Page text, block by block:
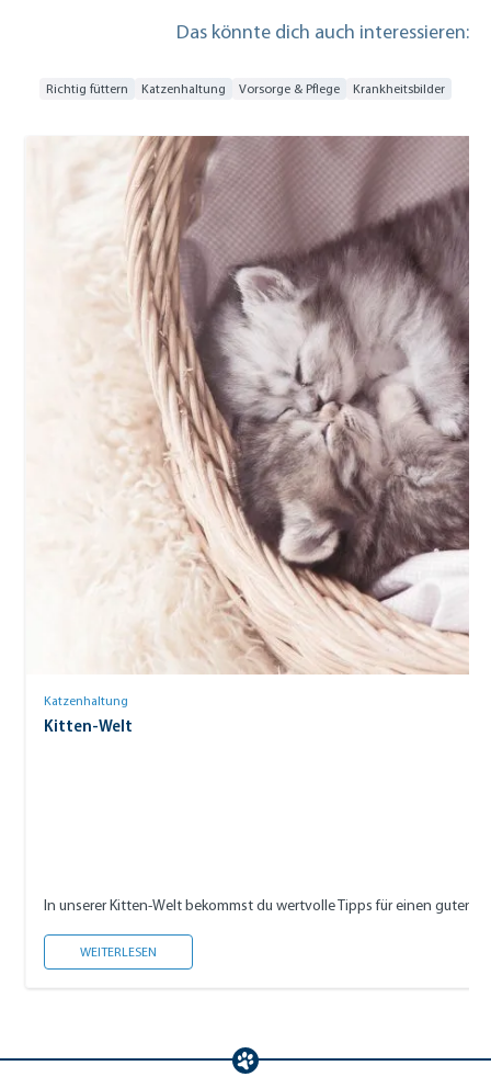
Das könnte dich auch interessieren:
Richtig füttern Katzenhaltung Vorsorge & Pflege Krankheitsbilder
Katzenhaltung
Kitten-Welt
In unserer Kitten-Welt bekommst du wertvolle Tipps für einen guten
WEITERLESEN